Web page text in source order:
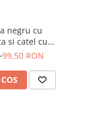
negru cu
si catel cu
99,50 RON